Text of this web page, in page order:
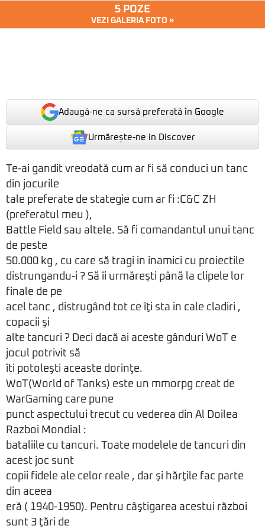
5 POZE
VEZI GALERIA FOTO »
Adaugă-ne ca sursă preferată în Google
Urmărește-ne in Discover
Te-ai gandit vreodată cum ar fi să conduci un tanc
din jocurile
tale preferate de stategie cum ar fi :C&C ZH
(preferatul meu ),
Battle Field sau altele. Să fi comandantul unui tanc
de peste
50.000 kg , cu care să tragi in inamici cu proiectile
distrungandu-i ? Să îi urmăreşti până la clipele lor
finale de pe
acel tanc , distrugând tot ce îţi sta in cale cladiri ,
copacii şi
alte tancuri ? Deci dacă ai aceste gânduri WoT e
jocul potrivit să
îti potoleşti aceaste dorinţe.
WoT(World of Tanks) este un mmorpg creat de
WarGaming care pune
punct aspectului trecut cu vederea din Al Doilea
Razboi Mondial :
bataliile cu tancuri. Toate modelele de tancuri din
acest joc sunt
copii fidele ale celor reale , dar şi hărţile fac parte
din aceea
eră ( 1940-1950). Pentru câştigarea acestui război
sunt 3 ţări de